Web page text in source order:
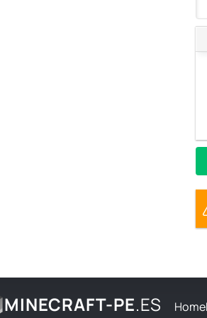
MINECRAFT-PE.ES Home